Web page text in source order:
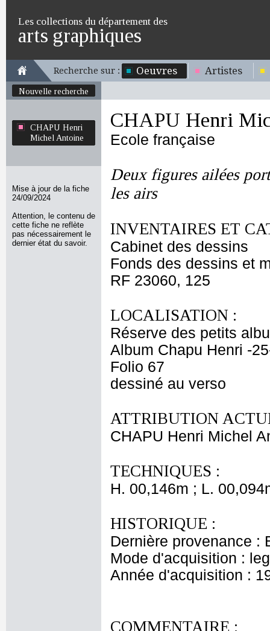
Les collections du département des
arts graphiques
Recherche sur : Oeuvres Artistes
Nouvelle recherche
CHAPU Henri
Michel Antoine
Mise à jour de la fiche
24/09/2024
Attention, le contenu de
cette fiche ne reflète
pas nécessairement le
dernier état du savoir.
CHAPU Henri
Ecole française
Deux figures ailées
les airs
INVENTAIRES ET
Cabinet des dessins
Fonds des dessins et
RF 23060, 125
LOCALISATION :
Réserve des petits
Album Chapu Henri -
Folio 67
dessiné au verso
ATTRIBUTION
CHAPU Henri Michel
TECHNIQUES :
H. 00,146m ; L.
HISTORIQUE :
Dernière provenance :
Mode d'acquisition :
Année d'acquisition :
COMMENTAIRE :